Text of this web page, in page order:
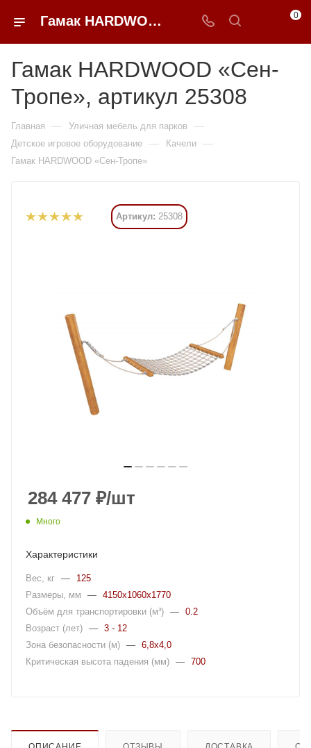
Гамак HARDWOOD «Сен-Тропе» купить в Москве от 258 615 ₽ - 0FFER 0
Гамак HARDWOOD «Сен-
Тропе», артикул 25308
Главная — Уличная мебель для парков —
Детское игровое оборудование — Качели —
Гамак HARDWOOD «Сен-Тропе»
Артикул: 25308
284 477 ₽/шт
Много
Характеристики
Вес, кг —
125
Размеры, мм
— 4150x1060x1770
Объём для транспортировки (м³) — 0.2
Возраст (лет) — 3 - 12
Зона безопасности (м) — 6,8x4,0
Критическая высота падения (мм) — 700